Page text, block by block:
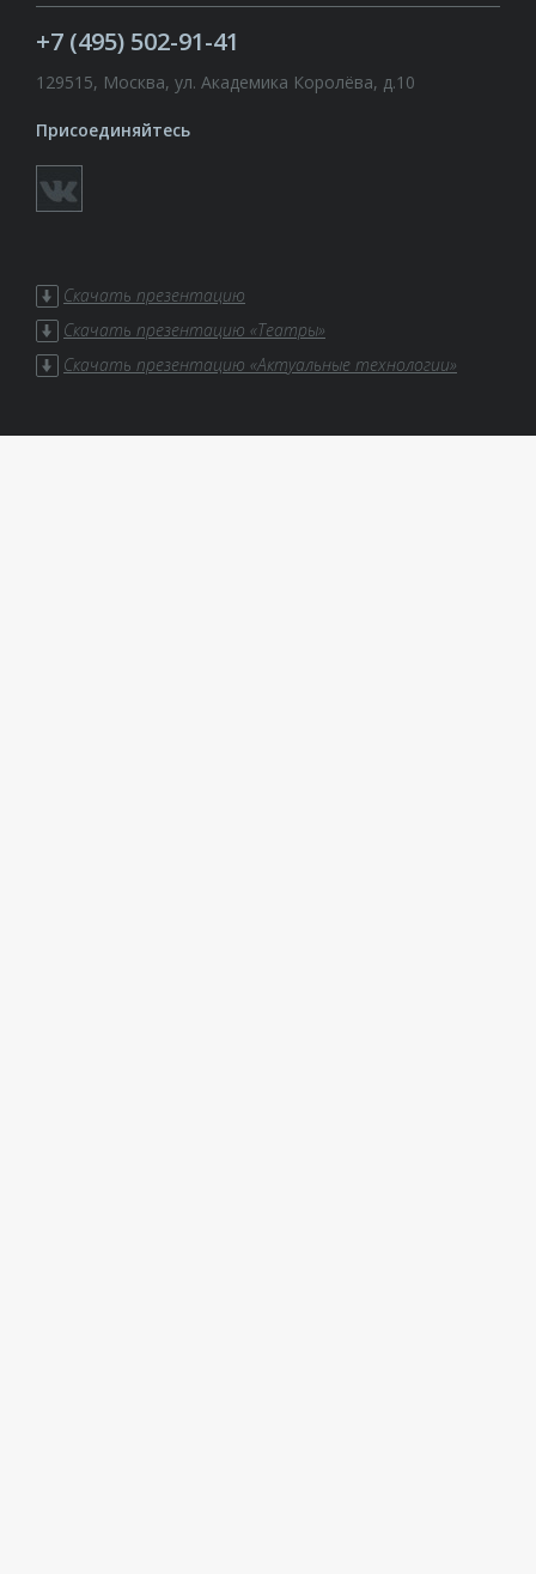
+7 (495) 502-91-41
129515, Москва, ул. Академика Королёва, д.10
Присоединяйтесь
Скачать презентацию
Скачать презентацию «Театры»
Скачать презентацию «Актуальные технологии»